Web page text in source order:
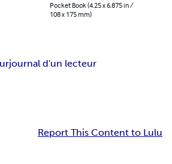
Pocket Book (4.25 x 6.875 in /
108 x 175 mm)
journal d'un lecteur
Report This Content to Lulu